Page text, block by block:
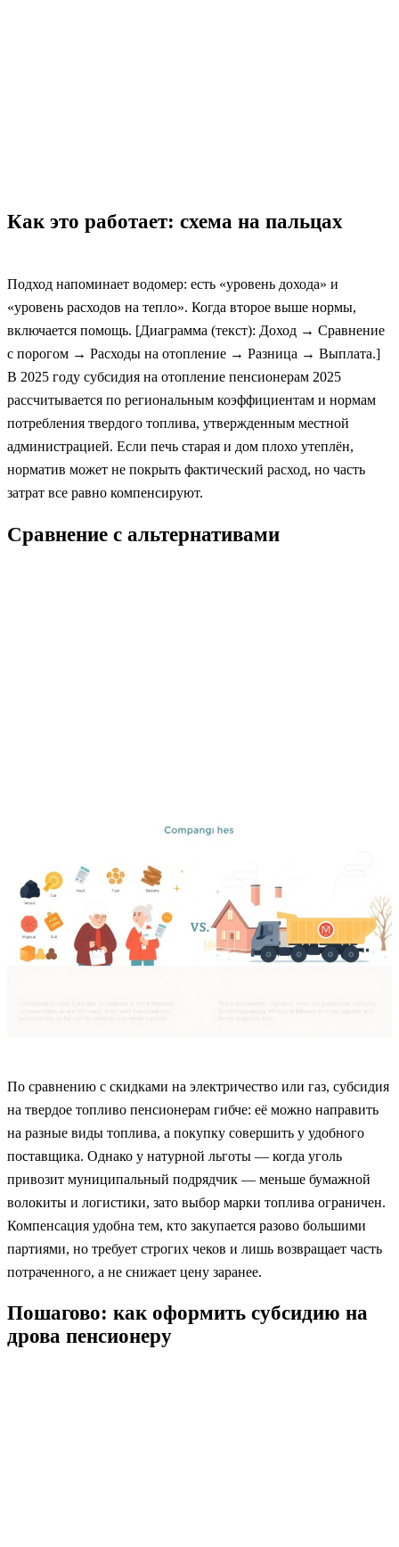
Как это работает: схема на пальцах
Подход напоминает водомер: есть «уровень дохода» и
«уровень расходов на тепло». Когда второе выше нормы,
включается помощь. [Диаграмма (текст): Доход → Сравнение
с порогом → Расходы на отопление → Разница → Выплата.]
В 2025 году субсидия на отопление пенсионерам 2025
рассчитывается по региональным коэффициентам и нормам
потребления твердого топлива, утвержденным местной
администрацией. Если печь старая и дом плохо утеплён,
норматив может не покрыть фактический расход, но часть
затрат все равно компенсируют.
Сравнение с альтернативами
По сравнению с скидками на электричество или газ, субсидия
на твердое топливо пенсионерам гибче: её можно направить
на разные виды топлива, а покупку совершить у удобного
поставщика. Однако у натурной льготы — когда уголь
привозит муниципальный подрядчик — меньше бумажной
волокиты и логистики, зато выбор марки топлива ограничен.
Компенсация удобна тем, кто закупается разово большими
партиями, но требует строгих чеков и лишь возвращает часть
потраченного, а не снижает цену заранее.
Пошагово: как оформить субсидию на
дрова пенсионеру